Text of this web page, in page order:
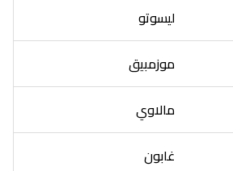
ليسوتو
موزمبيق
مالاوي
غابون